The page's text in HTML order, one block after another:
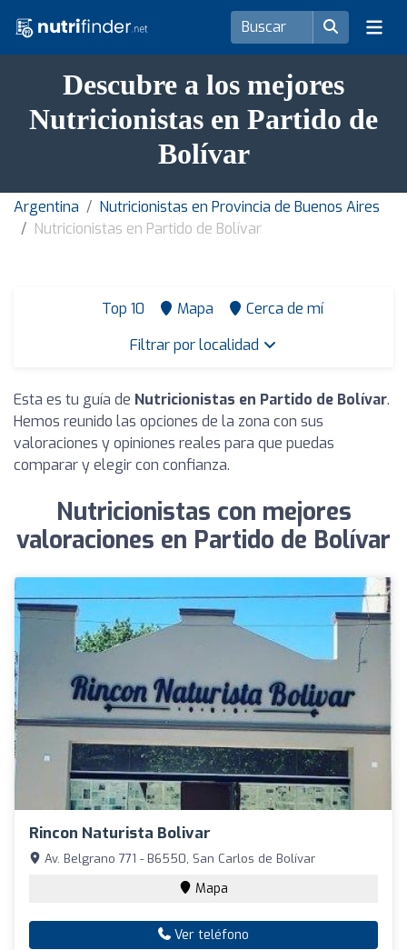
Descubre a los mejores
Nutricionistas en Partido de
Bolívar
Argentina
Nutricionistas en Provincia de Buenos Aires
Nutricionistas en Partido de Bolívar
Top 10 Mapa
Cerca de mí
Filtrar por localidad
Esta es tu guía de Nutricionistas en Partido de Bolívar.
Hemos reunido las opciones de la zona con sus
valoraciones y opiniones reales para que puedas
comparar y elegir con confianza.
Nutricionistas con mejores
valoraciones en Partido de Bolívar
Rincon Naturista Bolivar
Av. Belgrano 771 - B6550, San Carlos de Bolívar
Mapa
Ver teléfono